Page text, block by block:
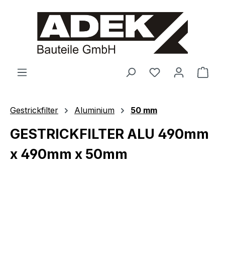
springen
Gestrickfilter Aluminium 50 mm
GESTRICKFILTER ALU 490mm
x 490mm x 50mm